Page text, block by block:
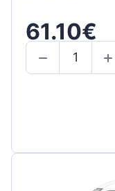
61.10€